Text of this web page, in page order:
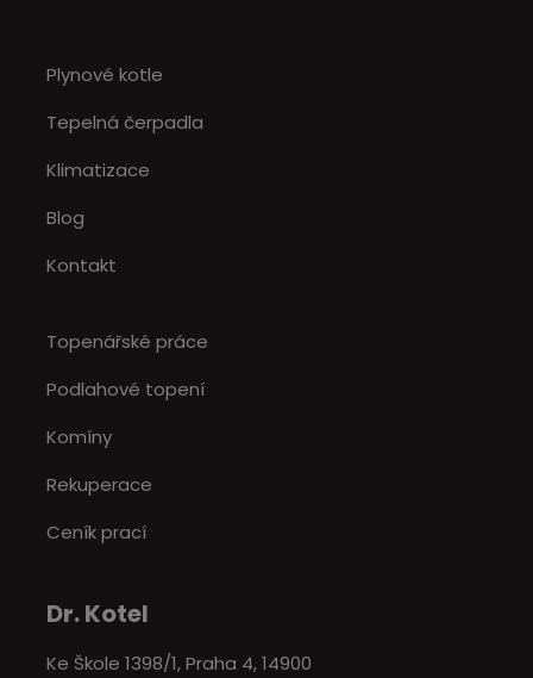
Plynové kotle
Tepelná čerpadla
Klimatizace
Blog
Kontakt
Topenářské práce
Podlahové topení
Komíny
Rekuperace
Ceník prací
Dr. Kotel
Ke Škole 1398/1, Praha 4, 14900